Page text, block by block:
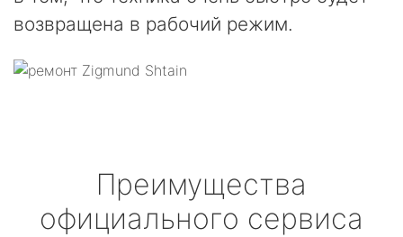
возвращена в рабочий режим.
Преимущества
официального сервиса